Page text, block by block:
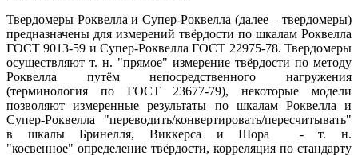
Твердомеры Роквелла и Супер-Роквелла (далее – твердомеры)
предназначены для измерений твёрдости по шкалам Роквелла
ГОСТ 9013-59 и Супер-Роквелла ГОСТ 22975-78. Твердомеры
осуществляют т. н. "прямое" измерение твёрдости по методу
Роквелла путём непосредственного нагружения
(терминология по ГОСТ 23677-79), некоторые модели
позволяют измеренные результаты по шкалам Роквелла и
Супер-Роквелла "переводить/конвертировать/пересчитывать"
в шкалы Бринелля, Виккерса и Шора - т. н.
"косвенное" определение твёрдости, корреляция по стандарту